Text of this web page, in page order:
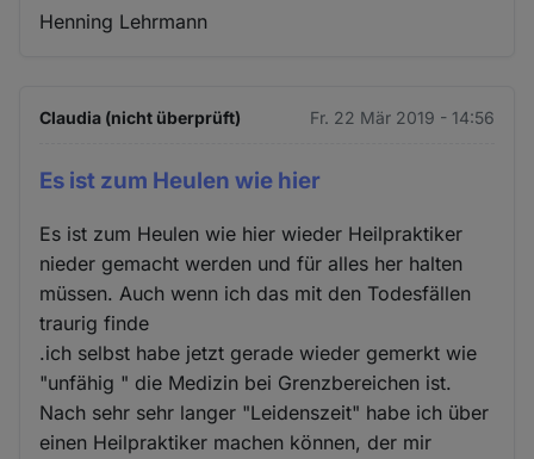
Henning Lehrmann
Claudia (nicht überprüft) Fr. 22 Mär 2019 - 14:56
Es ist zum Heulen wie hier
Es ist zum Heulen wie hier wieder Heilpraktiker
nieder gemacht werden und für alles her halten
müssen. Auch wenn ich das mit den Todesfällen
traurig finde
.ich selbst habe jetzt gerade wieder gemerkt wie
"unfähig " die Medizin bei Grenzbereichen ist.
Nach sehr sehr langer "Leidenszeit" habe ich über
einen Heilpraktiker machen können, der mir